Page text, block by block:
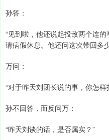
孙答：
“见到啦，他还说起投敌两个连
请病假休息。他还问这次带回多
万问：
“对于昨天刘团长说的事，你怎样
孙不回答，而反问万：
“昨天刘谈的话，是否属实？”